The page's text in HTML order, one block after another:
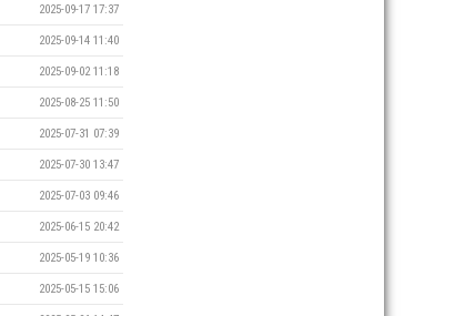
2025-09-17 17:37
2025-09-14 11:40
2025-09-02 11:18
2025-08-25 11:50
2025-07-31 07:39
2025-07-30 13:47
2025-07-03 09:46
2025-06-15 20:42
2025-05-19 10:36
2025-05-15 15:06